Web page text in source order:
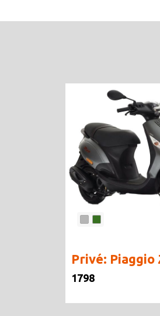
Privé: Piaggio
1798